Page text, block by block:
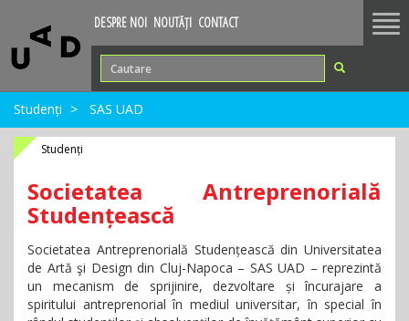
DESPRE NOI NOUTĂȚI CONTACT
Studenți SAS UAD
Studenți
Societatea Antreprenorială
Studențească
Societatea Antreprenorială Studențească din Universitatea
de Artă şi Design din Cluj-Napoca – SAS UAD – reprezintă
un mecanism de sprijinire, dezvoltare și încurajare a
spiritului antreprenorial în mediul universitar, în special în